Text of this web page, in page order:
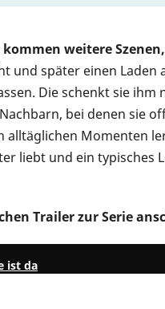
weitere
und später einen Laden
Die schenkt sie ihm
bei denen sie
alltäglichen Momenten
liebt und ein typisches
Trailer zur Serie
ist da